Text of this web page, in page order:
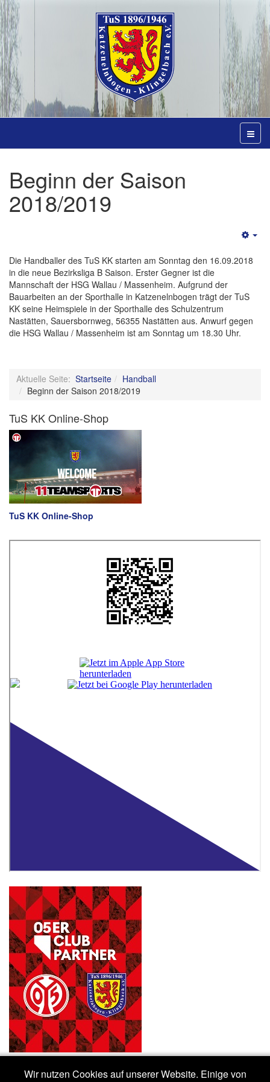
Beginn der Saison
2018/2019
Die Handballer des TuS KK starten am Sonntag den 16.09.2018
in die neue Bezirksliga B Saison. Erster Gegner ist die
Mannschaft der HSG Wallau / Massenheim. Aufgrund der
Bauarbeiten an der Sporthalle in Katzenelnbogen trägt der TuS
KK seine Heimspiele in der Sporthalle des Schulzentrum
Nastätten, Sauersbornweg, 56355 Nastätten aus. Anwurf gegen
die HSG Wallau / Massenheim ist am Sonntag um 18.30 Uhr.
Aktuelle Seite: Startseite
Handball
Beginn der Saison 2018/2019
TuS KK Online-Shop
TuS KK Online-Shop
Wir nutzen Cookies auf unserer Website. Einige von